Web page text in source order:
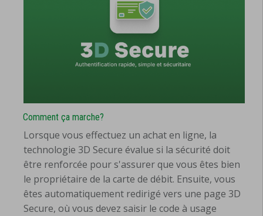
Comment ça marche?
Lorsque vous effectuez un achat en ligne, la
technologie 3D Secure évalue si la sécurité doit
être renforcée pour s'assurer que vous êtes bien
le propriétaire de la carte de débit. Ensuite, vous
êtes automatiquement redirigé vers une page 3D
Secure, où vous devez saisir le code à usage